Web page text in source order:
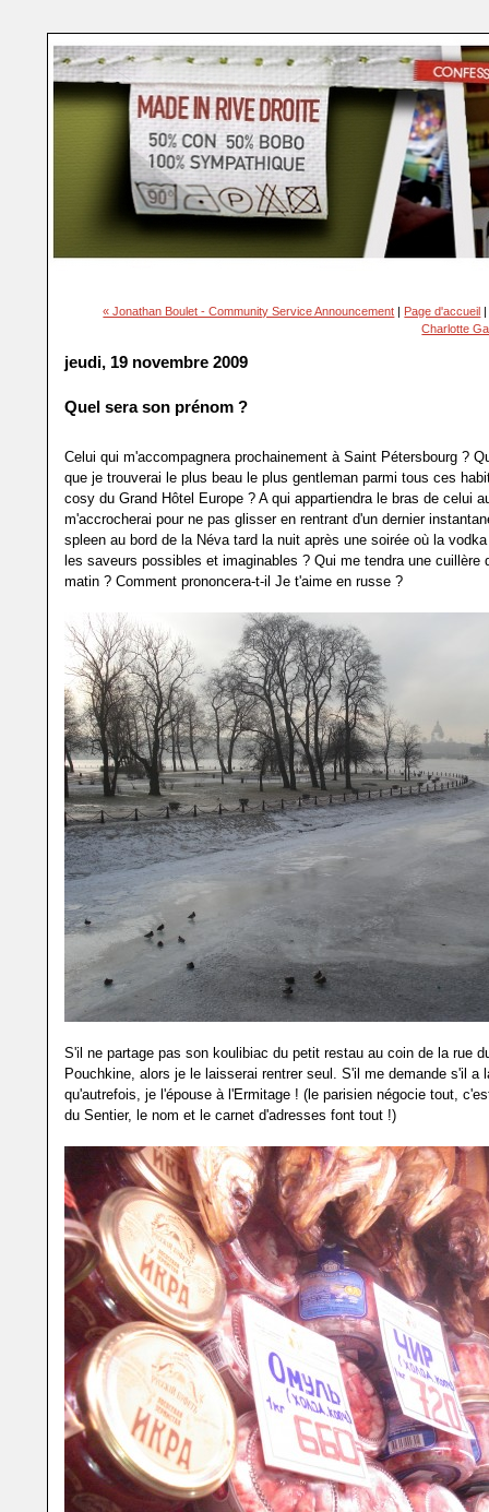
« Jonathan Boulet - Community Service Announcement | Page d'accueil
Charlotte
jeudi, 19 novembre 2009
Quel sera son prénom ?
Celui qui m'accompagnera prochainement à Saint Pétersbourg ?
que je trouverai le plus beau le plus gentleman parmi tous ces
cosy du Grand Hôtel Europe ? A qui appartiendra le bras de celui
m'accrocherai pour ne pas glisser en rentrant d'un dernier
spleen au bord de la Néva tard la nuit après une soirée où la
les saveurs possibles et imaginables ? Qui me tendra une cuillère
matin ? Comment prononcera-t-il Je t'aime en russe ?
S'il ne partage pas son koulibiac du petit restau au coin de la rue
Pouchkine, alors je le laisserai rentrer seul. S'il me demande s'il a
qu'autrefois, je l'épouse à l'Ermitage ! (le parisien négocie tout,
du Sentier, le nom et le carnet d'adresses font tout !)